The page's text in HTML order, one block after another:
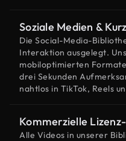
Soziale Medien &
Die Social-Media-
Interaktion ausgelegt.
mobiloptimierten
drei Sekunden
nahtlos in TikTok, Reels
Kommerzielle
Alle Videos in unserer